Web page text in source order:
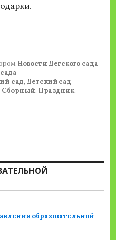
В СП «ДЕТСКИЙ
Новости Детского сада
сад, Детский сад
Сборный, Праздник,
образовательной